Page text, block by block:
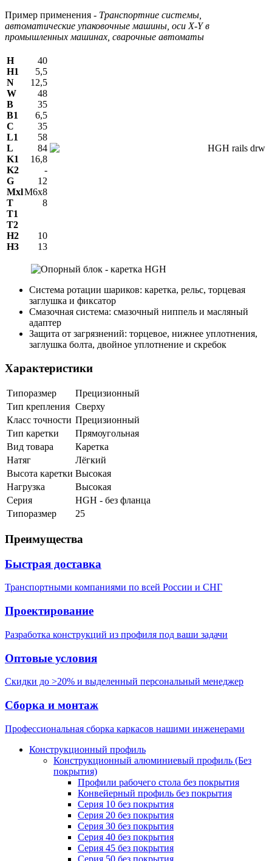
Пример применения - Транспортние системы,
автоматические упаковочные машины, оси X-Y в
промышленных машинах, сварочные автоматы
H
40
H1
5,5
N
12,5
W
48
В
35
B1
6,5
C
35
L1
58
L
84
K1
16,8
K2
-
G
12
MxlM6x8
T
8
T1
T2
H2
10
Н3
13
Система ротации шариков: каретка, рельс, торцевая
заглушка и фиксатор
Смазочная система: смазочный ниппель и масляный
адаптер
Защита от загрязнений: торцевое, нижнее уплотнения,
заглушка болта, двойное уплотнение и скребок
Характеристики
Типоразмер
Прецизионный
Тип крепления Сверху
Класс точности Прецизионный
Тип каретки
Прямоугольная
Вид товара
Каретка
Натяг
Лёгкий
Высота каретки Высокая
Нагрузка
Высокая
Серия
HGH - без фланца
Типоразмер
25
Преимущества
Быстрая доставка
Транспортными компаниями по всей России и СНГ
Проектирование
Разработка конструкций из профиля под ваши задачи
Оптовые условия
Скидки до >20% и выделенный персональный менеджер
Сборка и монтаж
Профессиональная сборка каркасов нашими инженерами
Конструкционный профиль
Конструкционный алюминиевый профиль (Без
покрытия)
Профили рабочего стола без покрытия
Конвейерный профиль без покрытия
Серия 10 без покрытия
Серия 20 без покрытия
Серия 30 без покрытия
Серия 40 без покрытия
Серия 45 без покрытия
Серия 50 без покрытия